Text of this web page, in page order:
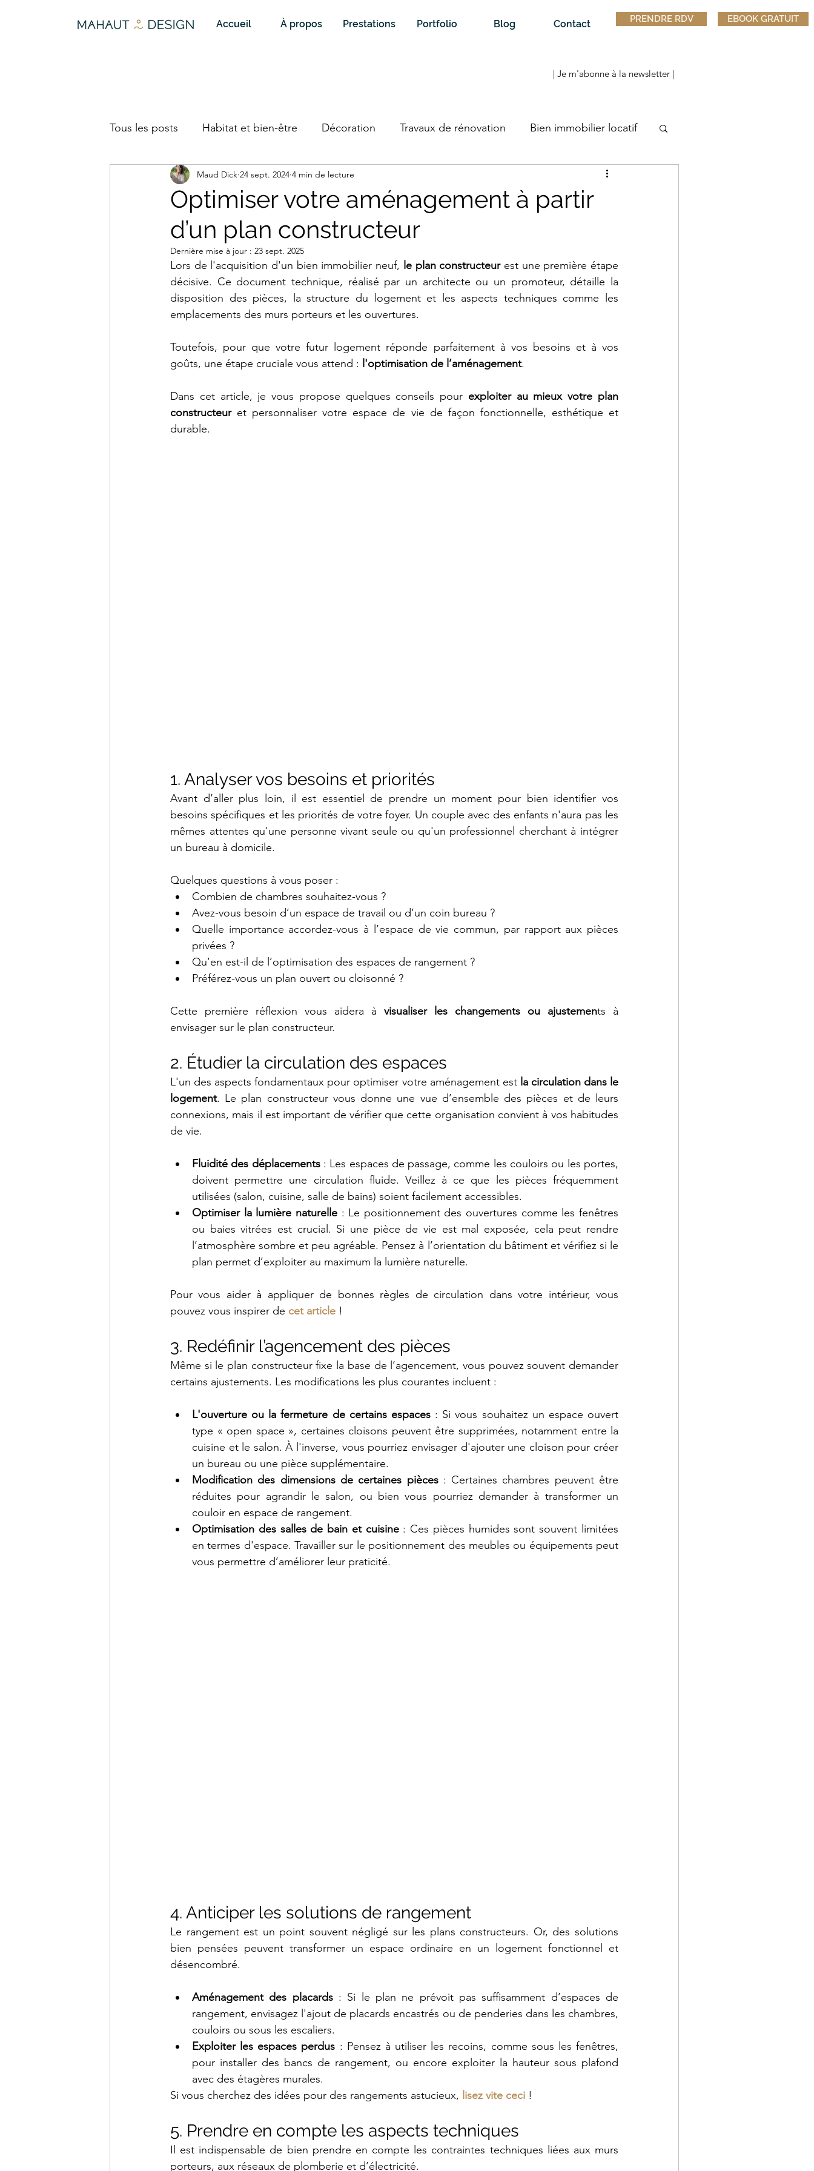
Accueil À propos Prestations Portfolio Blog Contact PRENDRE RDV EBOOK GRATUIT
| Je m'abonne à la newsletter |
Tous les posts Habitat et bien-être Décoration Travaux de rénovation Bien immobilier locatif
Optimiser votre aménagement à partir
d’un plan constructeur
Maud Dick 24 sept. 2024 4 min de lecture
Dernière mise à jour : 23 sept. 2025
Lors de l'acquisition d'un bien immobilier neuf, le plan constructeur est une première étape
décisive. Ce document technique, réalisé par un architecte ou un promoteur, détaille la
disposition des pièces, la structure du logement et les aspects techniques comme les
emplacements des murs porteurs et les ouvertures.
Toutefois, pour que votre futur logement réponde parfaitement à vos besoins et à vos
goûts, une étape cruciale vous attend : l'optimisation de l’aménagement.
Dans cet article, je vous propose quelques conseils pour exploiter au mieux votre plan
constructeur et personnaliser votre espace de vie de façon fonctionnelle, esthétique et
durable.
1. Analyser vos besoins et priorités
Avant d’aller plus loin, il est essentiel de prendre un moment pour bien identifier vos
besoins spécifiques et les priorités de votre foyer. Un couple avec des enfants n'aura pas les
mêmes attentes qu'une personne vivant seule ou qu'un professionnel cherchant à intégrer
un bureau à domicile.
Quelques questions à vous poser :
Combien de chambres souhaitez-vous ?
Avez-vous besoin d’un espace de travail ou d’un coin bureau ?
Quelle importance accordez-vous à l’espace de vie commun, par rapport aux pièces
privées ?
Qu’en est-il de l’optimisation des espaces de rangement ?
Préférez-vous un plan ouvert ou cloisonné ?
Cette première réflexion vous aidera à visualiser les changements ou ajustements à
envisager sur le plan constructeur.
2. Étudier la circulation des espaces
L'un des aspects fondamentaux pour optimiser votre aménagement est la circulation dans le
logement. Le plan constructeur vous donne une vue d’ensemble des pièces et de leurs
connexions, mais il est important de vérifier que cette organisation convient à vos habitudes
de vie.
Fluidité des déplacements : Les espaces de passage, comme les couloirs ou les portes,
doivent permettre une circulation fluide. Veillez à ce que les pièces fréquemment
utilisées (salon, cuisine, salle de bains) soient facilement accessibles.
Optimiser la lumière naturelle : Le positionnement des ouvertures comme les fenêtres
ou baies vitrées est crucial. Si une pièce de vie est mal exposée, cela peut rendre
l’atmosphère sombre et peu agréable. Pensez à l’orientation du bâtiment et vérifiez si le
plan permet d’exploiter au maximum la lumière naturelle.
Pour vous aider à appliquer de bonnes règles de circulation dans votre intérieur, vous
pouvez vous inspirer de cet article !
3. Redéfinir l’agencement des pièces
Même si le plan constructeur fixe la base de l’agencement, vous pouvez souvent demander
certains ajustements. Les modifications les plus courantes incluent :
L'ouverture ou la fermeture de certains espaces : Si vous souhaitez un espace ouvert
type « open space », certaines cloisons peuvent être supprimées, notamment entre la
cuisine et le salon. À l'inverse, vous pourriez envisager d'ajouter une cloison pour créer
un bureau ou une pièce supplémentaire.
Modification des dimensions de certaines pièces : Certaines chambres peuvent être
réduites pour agrandir le salon, ou bien vous pourriez demander à transformer un
couloir en espace de rangement.
Optimisation des salles de bain et cuisine : Ces pièces humides sont souvent limitées
en termes d'espace. Travailler sur le positionnement des meubles ou équipements peut
vous permettre d’améliorer leur praticité.
4. Anticiper les solutions de rangement
Le rangement est un point souvent négligé sur les plans constructeurs. Or, des solutions
bien pensées peuvent transformer un espace ordinaire en un logement fonctionnel et
désencombré.
Aménagement des placards : Si le plan ne prévoit pas suffisamment d’espaces de
rangement, envisagez l'ajout de placards encastrés ou de penderies dans les chambres,
couloirs ou sous les escaliers.
Exploiter les espaces perdus : Pensez à utiliser les recoins, comme sous les fenêtres,
pour installer des bancs de rangement, ou encore exploiter la hauteur sous plafond
avec des étagères murales.
Si vous cherchez des idées pour des rangements astucieux, lisez vite ceci !
5. Prendre en compte les aspects techniques
Il est indispensable de bien prendre en compte les contraintes techniques liées aux murs
porteurs, aux réseaux de plomberie et d’électricité.